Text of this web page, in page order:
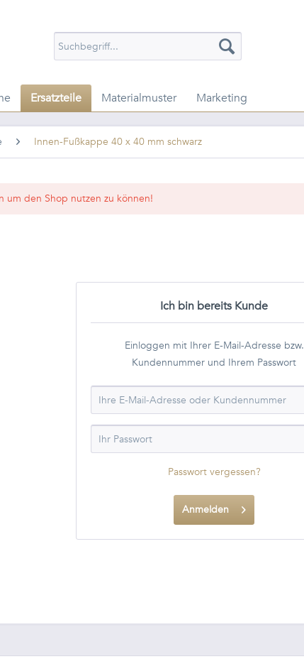
Ersatzteile Materialmuster Marketing
Innen-Fußkappe 40 x 40 mm schwarz
um den Shop nutzen zu können!
Ich bin bereits Kunde
Einloggen mit Ihrer E-Mail-Adresse bzw.
Kundennummer und Ihrem Passwort
Passwort vergessen?
Anmelden